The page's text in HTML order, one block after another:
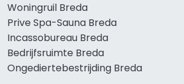
Woningruil Breda
Prive Spa-Sauna Breda
Incassobureau Breda
Bedrijfsruimte Breda
Ongediertebestrijding Breda